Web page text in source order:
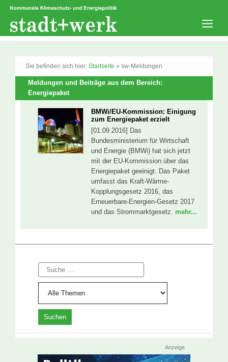
Zum
springen
Sie befinden sich hier: Startseite » sw-Meldungen
Meldungen und Beiträge aus dem Bereich:
Energiepaket
BMWi/EU-Kommission: Einigung
zum Energiepaket erzielt
[01.09.2016] Das
Bundesministerium für Wirtschaft
und Energie (BMWi) hat sich jetzt
mit der EU-Kommission über das
Energiepaket geeinigt. Das Paket
umfasst das Kraft-Wärme-
Kopplungsgesetz 2016, das
Erneuerbare-Energien-Gesetz 2017
und das Strommarktgesetz. mehr...
Suche
Anzeige